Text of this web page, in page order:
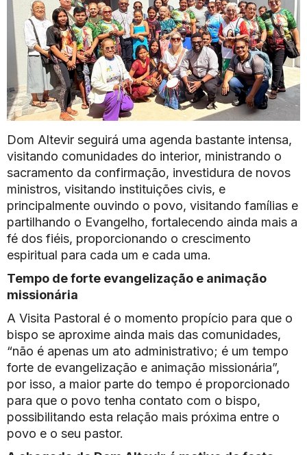
Dom Altevir seguirá uma agenda bastante intensa,
visitando comunidades do interior, ministrando o
sacramento da confirmação, investidura de novos
ministros, visitando instituições civis, e
principalmente ouvindo o povo, visitando famílias e
partilhando o Evangelho, fortalecendo ainda mais a
fé dos fiéis, proporcionando o crescimento
espiritual para cada um e cada uma.
Tempo de forte evangelização e animação
missionária
A Visita Pastoral é o momento propício para que o
bispo se aproxime ainda mais das comunidades,
“não é apenas um ato administrativo; é um tempo
forte de evangelização e animação missionária”,
por isso, a maior parte do tempo é proporcionado
para que o povo tenha contato com o bispo,
possibilitando esta relação mais próxima entre o
povo e o seu pastor.